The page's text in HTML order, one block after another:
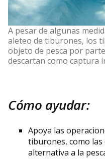
A pesar de algunas
aleteo de tiburones, los
objeto de pesca por
descartan como captura
Cómo ayudar:
Apoya las
tiburones, como las
alternativa a la